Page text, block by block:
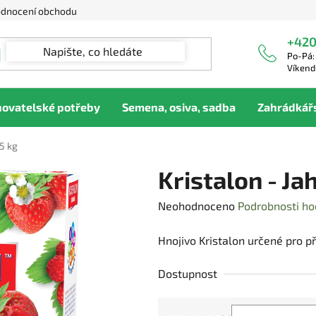
obchodu
Po-
potřeby Semena, osiva, sadba
kg
Kristalon -
Průměrné
produktu
0,0
Neohodnoceno Podrobnosti
Hnojivo Kristalon určené pro
Dostupnost